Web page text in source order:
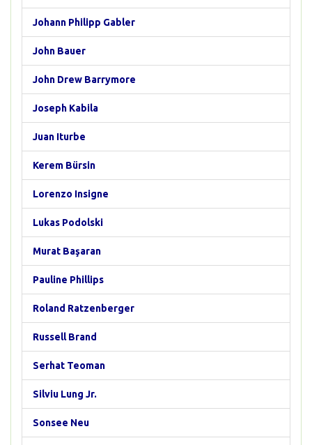
Johann Philipp Gabler
John Bauer
John Drew Barrymore
Joseph Kabila
Juan Iturbe
Kerem Bürsin
Lorenzo Insigne
Lukas Podolski
Murat Başaran
Pauline Phillips
Roland Ratzenberger
Russell Brand
Serhat Teoman
Silviu Lung Jr.
Sonsee Neu